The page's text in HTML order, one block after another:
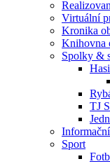
Virtuální
Kronika
Knihovna
Spolky &
TJ
Sport